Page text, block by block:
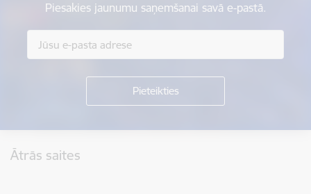
Piesakies jaunumu saņemšanai savā e-pastā.
Ātrās saites